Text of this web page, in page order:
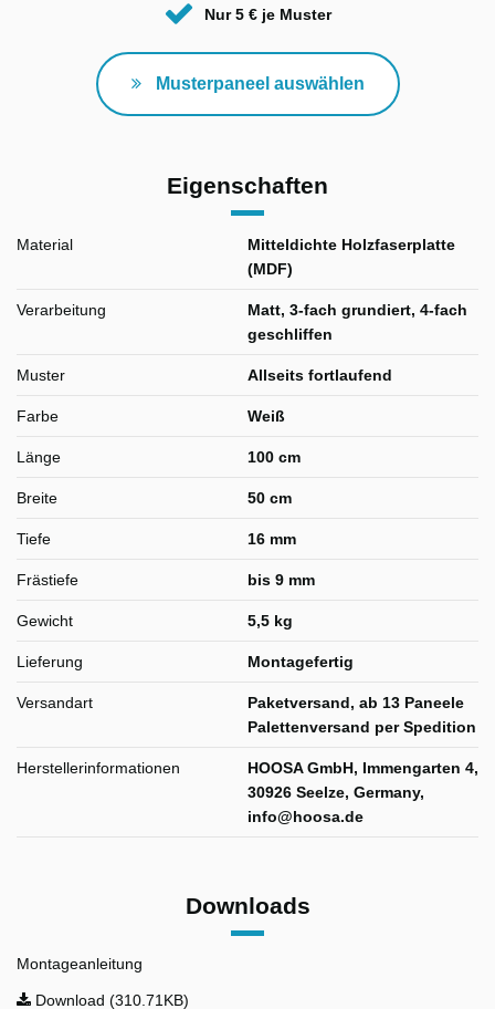
Nur 5 € je Muster
Musterpaneel auswählen
Eigenschaften
Material
Mitteldichte Holzfaserplatte
(MDF)
Verarbeitung
Matt, 3-fach grundiert, 4-fach
geschliffen
Muster Allseits fortlaufend
Farbe Weiß
Länge 100 cm
Breite 50 cm
Tiefe 16 mm
Frästiefe bis 9 mm
Gewicht 5,5 kg
Lieferung Montagefertig
Versandart
Paketversand, ab 13 Paneele
Palettenversand per Spedition
Herstellerinformationen
HOOSA GmbH, Immengarten 4,
30926 Seelze, Germany,
info@hoosa.de
Downloads
Montageanleitung
Download (310.71KB)